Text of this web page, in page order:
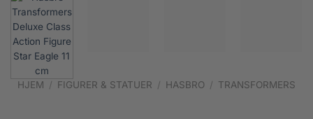
HJEM / FIGURER & STATUER / HASBRO / TRANSFORMERS